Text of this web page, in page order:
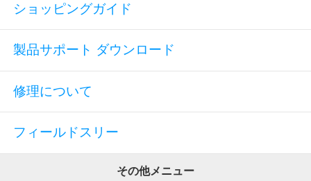
ショッピングガイド
製品サポート ダウンロード
修理について
フィールドスリー
その他メニュー